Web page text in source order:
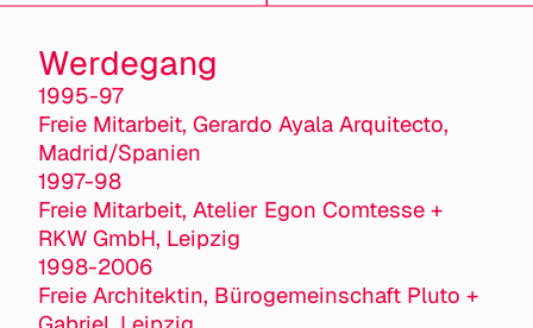
Werdegang
1995-97
Freie Mitarbeit, Gerardo Ayala Arquitecto,
Madrid/Spanien
1997-98
Freie Mitarbeit, Atelier Egon Comtesse +
RKW GmbH, Leipzig
1998-2006
Freie Architektin, Bürogemeinschaft Pluto +